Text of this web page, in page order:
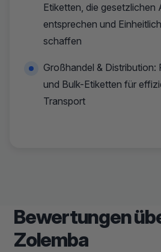
Etiketten, die gesetzlichen
entsprechen und
schaffen
Großhandel & Distribution:
und Bulk-Etiketten für
Transport
Bewertungen
Zolemba